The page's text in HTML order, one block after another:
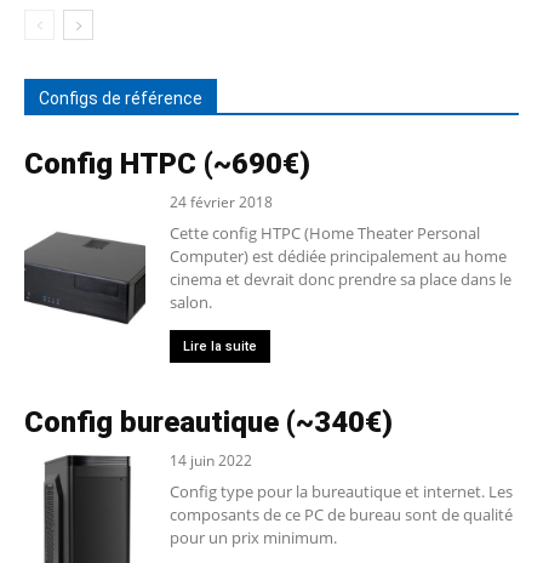
Configs de référence
Config HTPC (~690€)
24 février 2018
Cette config HTPC (Home Theater Personal
Computer) est dédiée principalement au home
cinema et devrait donc prendre sa place dans le
salon.
Lire la suite
Config bureautique (~340€)
14 juin 2022
Config type pour la bureautique et internet. Les
composants de ce PC de bureau sont de qualité
pour un prix minimum.